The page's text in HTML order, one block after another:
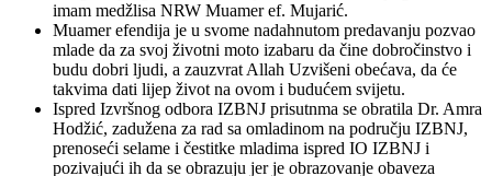
imam medžlisa NRW Muamer ef. Mujarić.
Muamer efendija je u svome nadahnutom predavanju pozvao
mlade da za svoj životni moto izabaru da čine dobročinstvo i
budu dobri ljudi, a zauzvrat Allah Uzvišeni obećava, da će
takvima dati lijep život na ovom i budućem svijetu.
Ispred Izvršnog odbora IZBNJ prisutnma se obratila Dr. Amra
Hodžić, zadužena za rad sa omladinom na području IZBNJ,
prenoseći selame i čestitke mladima ispred IO IZBNJ i
pozivajući ih da se obrazuju jer je obrazovanje obaveza